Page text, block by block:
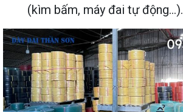
(kìm bấm, máy đai tự động…).